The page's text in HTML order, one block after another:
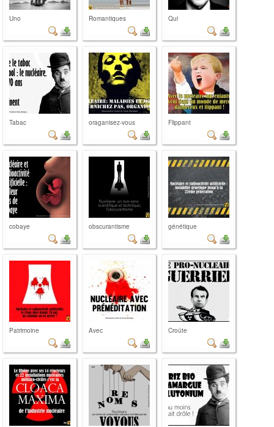
Uno Romantiques Qui
Tabac oraganisez-vous Flippant
cobaye obscurantisme génétique
Patrimoine Avec Croûte